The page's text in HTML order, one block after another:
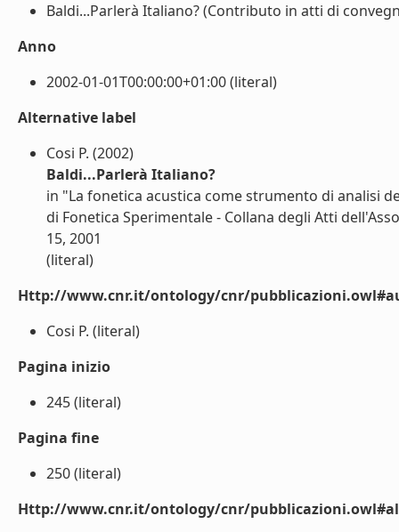
Baldi...Parlerà Italiano? (Contributo in atti di
Anno
2002-01-01T00:00:00+01:00 (literal)
Alternative label
Cosi P. (2002)
Baldi...Parlerà Italiano?
in "La fonetica acustica come strumento di analisi
di Fonetica Sperimentale - Collana degli Atti
15, 2001
(literal)
Http://www.cnr.it/ontology/cnr/
Cosi P. (literal)
Pagina inizio
245 (literal)
Pagina fine
250 (literal)
Http://www.cnr.it/ontology/cnr/